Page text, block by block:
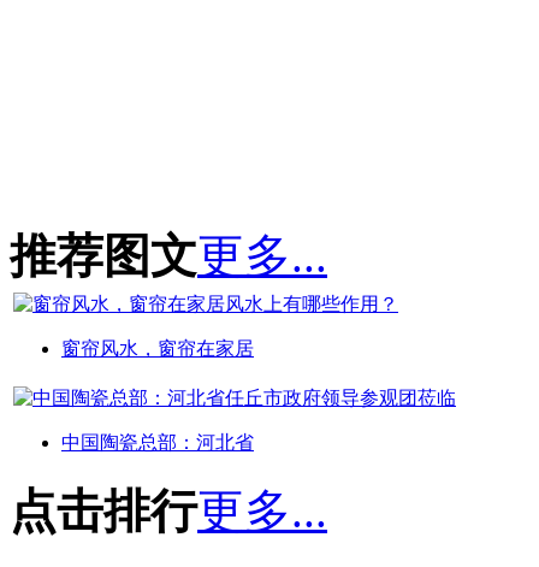
推荐图文更多...
窗帘风水，窗帘在家居
中国陶瓷总部：河北省
点击排行更多...